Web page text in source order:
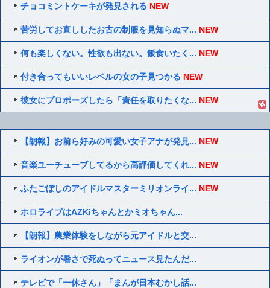
チョコミントケーキが発見される NEW
苦労してお直ししたお古の制服を見知らぬマ... NEW
何も楽しくない。性欲も出ない。飯食いたく... NEW
付き合ってもいいレベルの女の子見つかる NEW
彼女にプロポーズしたら「責任を取りたくな... NEW
【朗報】お前ら好みの可愛い女子アナが発見... NEW
音楽ユーチューブしてるから高評価してくれ... NEW
ふたごぼしのアイドルマスターミリオンライ... NEW
ホロライブはAZKiちゃんとかミオちゃん...
【朗報】農業体験をしながら元アイドルと交...
ライオンが暑さで死ぬってニュース見たんだ...
テレビで「一休さん」「まんが日本むかし話...